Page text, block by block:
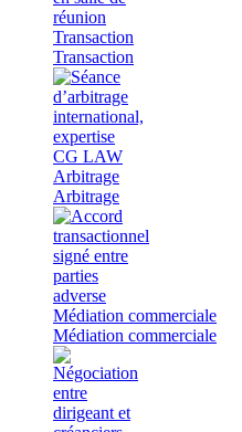
Transaction
Transaction
Arbitrage
Arbitrage
Médiation commerciale
Médiation commerciale